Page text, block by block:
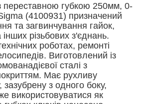
переставною губкою 250мм, 0-
(4100931) призначений
та загвинчування гайок,
інших різьбових з'єднань.
роботах, ремонті
Виготовлений із
сталі з
Має рухливу
зазубрену з одного боку,
використовуватися як